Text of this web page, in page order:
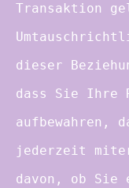
Transaktion
dieser
dass Sie Ihre
aufbewahren,
jederzeit
davon, ob Sie